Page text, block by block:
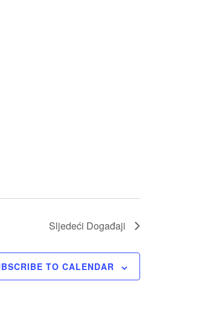
Sljedeći Događaji
TO CALENDAR